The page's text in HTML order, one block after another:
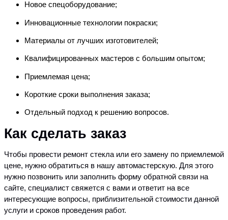
Новое спецоборудование;
Инновационные технологии покраски;
Материалы от лучших изготовителей;
Квалифицированных мастеров с большим опытом;
Приемлемая цена;
Короткие сроки выполнения заказа;
Отдельный подход к решению вопросов.
Как сделать заказ
Чтобы провести ремонт стекла или его замену по приемлемой
цене, нужно обратиться в нашу автомастерскую. Для этого
нужно позвонить или заполнить форму обратной связи на
сайте, специалист свяжется с вами и ответит на все
интересующие вопросы, приблизительной стоимости данной
услуги и сроков проведения работ.